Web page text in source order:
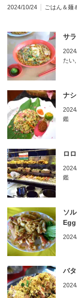
2024/10/24
ごはん＆麺
サ
たい,
ナ
鑑
ロ
鑑
ソ
バ